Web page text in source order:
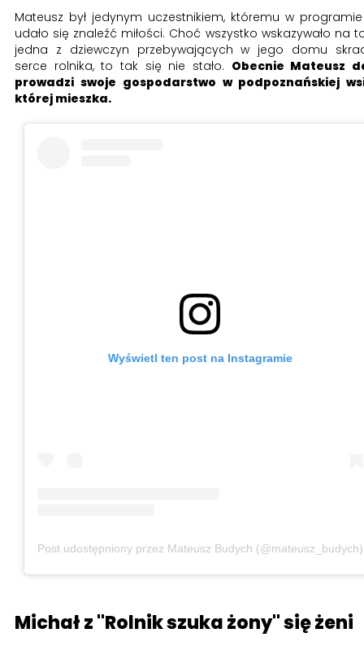
Mateusz był jedynym uczestnikiem, któremu w
udało się znaleźć miłości. Choć wszystko wskazywało na
jedna z dziewczyn przebywających w jego domu
serce rolnika, to tak się nie stało. Obecnie Mateusz
prowadzi swoje gospodarstwo w podpoznańskiej
której mieszka.
Wyświetl ten post na Instagramie
Post udostępniony przez Mateusz Budych (@mateusz_budych)
Michał z "Rolnik szuka żony" się żeni